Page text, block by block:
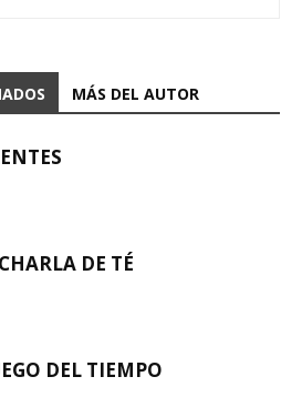
MÁS DEL AUTOR
DE TÉ
DEL TIEMPO